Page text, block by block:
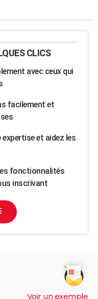
CLICS
avec ceux qui
facilement et
et aidez les
fonctionnalités
inscrivant
Voir un exemple